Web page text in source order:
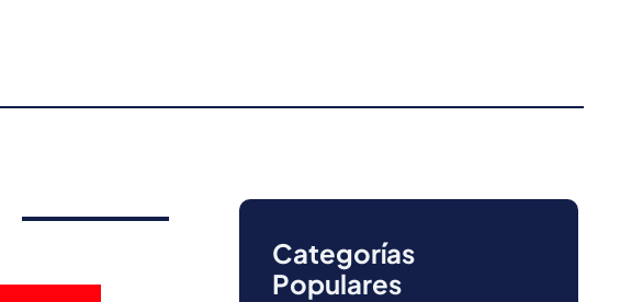
Categorías
Populares